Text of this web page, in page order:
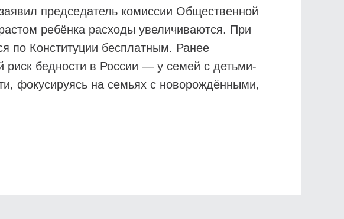
председатель комиссии Общественной
ребёнка расходы увеличиваются. При
по Конституции бесплатным. Ранее
риск бедности в России — у семей с детьми-
фокусируясь на семьях с новорождёнными,